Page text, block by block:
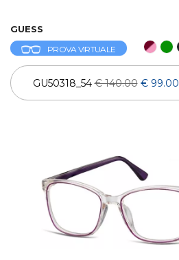
GUESS
PROVA VIRTUALE
GU50318_54€ 140.00 € 99.00